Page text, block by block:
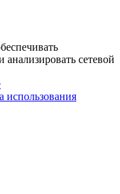
сетевой
использования